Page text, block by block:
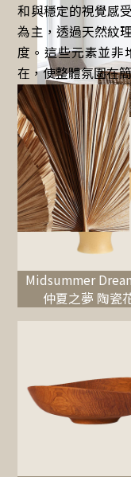
和與穩定的視覺感
為主，透過天然紋
度。這些元素並非
在，使整體氛圍在
Midsummer
仲夏之夢 陶瓷